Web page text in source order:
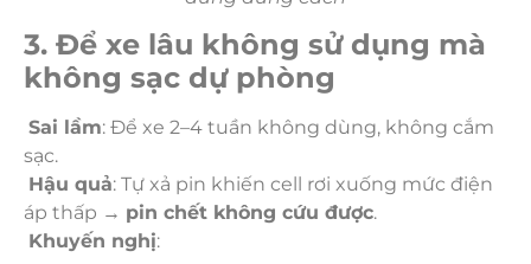
3. Để xe lâu không sử dụng mà
không sạc dự phòng
Sai lầm: Để xe 2–4 tuần không dùng, không cắm
sạc.
Hậu quả: Tự xả pin khiến cell rơi xuống mức điện
áp thấp → pin chết không cứu được.
Khuyến nghị: